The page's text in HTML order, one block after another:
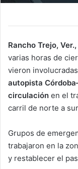
Rancho Trejo,
varias horas de
vieron
autopista
circulación en el
carril de norte a
Grupos de
trabajaron en la
y restablecer el